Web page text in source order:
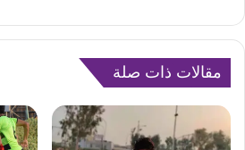
مقالات ذات صلة